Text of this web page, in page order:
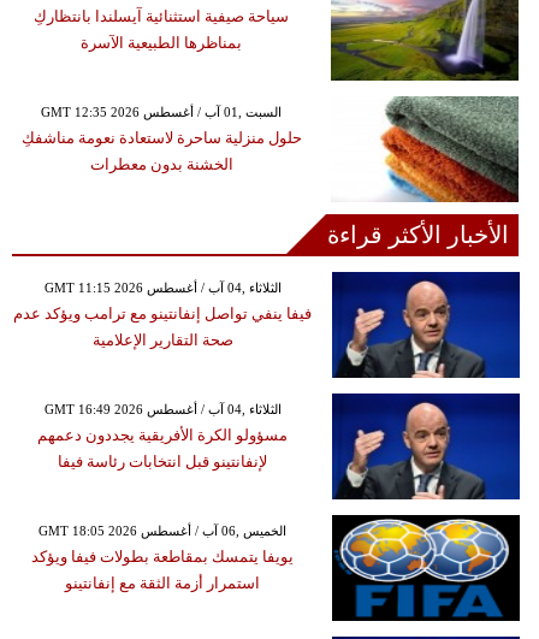
سياحة صيفية استثنائية آيسلندا بانتظاركِ
بمناظرها الطبيعية الآسرة
GMT 12:35 2026 السبت ,01 آب / أغسطس
حلول منزلية ساحرة لاستعادة نعومة مناشفكِ
الخشنة بدون معطرات
الأخبار الأكثر قراءة
GMT 11:15 2026 الثلاثاء ,04 آب / أغسطس
فيفا ينفي تواصل إنفانتينو مع ترامب ويؤكد عدم
صحة التقارير الإعلامية
GMT 16:49 2026 الثلاثاء ,04 آب / أغسطس
مسؤولو الكرة الأفريقية يجددون دعمهم
لإنفانتينو قبل انتخابات رئاسة فيفا
GMT 18:05 2026 الخميس ,06 آب / أغسطس
يويفا يتمسك بمقاطعة بطولات فيفا ويؤكد
استمرار أزمة الثقة مع إنفانتينو